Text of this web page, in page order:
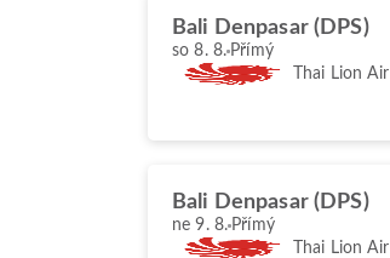
Bali Denpasar (DPS)
so 8. 8. Přímý
Thai Lion Air
Bali Denpasar (DPS)
ne 9. 8. Přímý
Thai Lion Air